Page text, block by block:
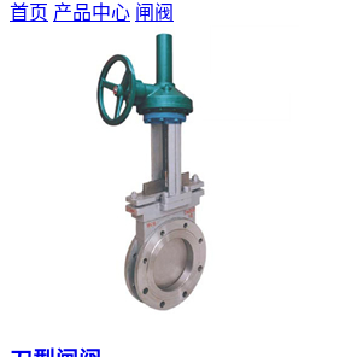
首页 产品中心 闸阀